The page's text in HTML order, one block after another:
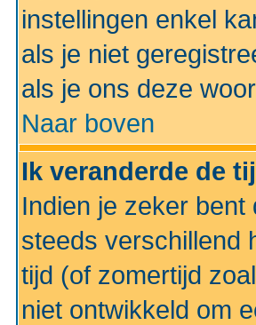
instellingen enkel
als je niet
als je ons deze
Naar boven
Ik veranderde de
Indien je zeker
steeds verschillend
tijd (of zomertijd
niet ontwikkeld om